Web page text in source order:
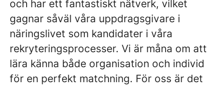
och har ett fantastiskt nätverk, vilket
gagnar såväl våra uppdragsgivare i
näringslivet som kandidater i våra
rekryteringsprocesser. Vi är måna om att
lära känna både organisation och individ
för en perfekt matchning. För oss är det